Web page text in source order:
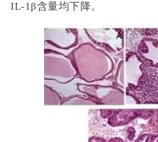
IL-1β含量均下降。